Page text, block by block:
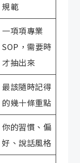
規範
一項項專業
SOP，需要時
才抽出來
最該隨時記得
的幾十條重點
你的習慣、偏
好、說話風格